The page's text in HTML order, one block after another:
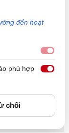
đến hoạt
phù hợp
chối